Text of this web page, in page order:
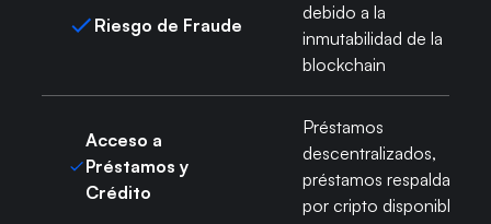
Riesgo de Fraude
debido a la
inmutabilidad de la
blockchain
Acceso a
Préstamos y
Crédito
Préstamos
descentralizados,
préstamos respaldados
por cripto disponibles